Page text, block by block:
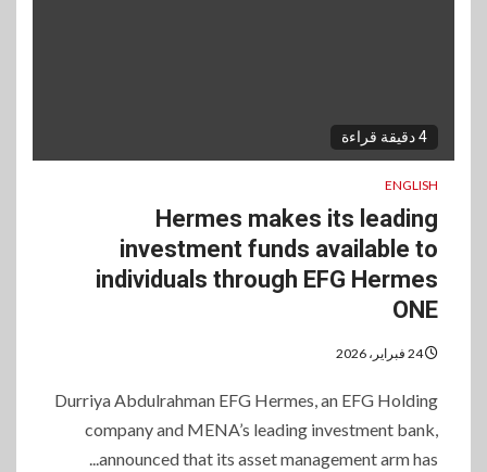
4 دقيقة قراءة
ENGLISH
Hermes makes its leading
investment funds available to
individuals through EFG Hermes
ONE
24 فبراير، 2026
Durriya Abdulrahman EFG Hermes, an EFG Holding
company and MENA’s leading investment bank,
announced that its asset management arm has...